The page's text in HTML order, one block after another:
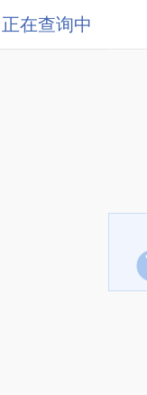
正在查询中